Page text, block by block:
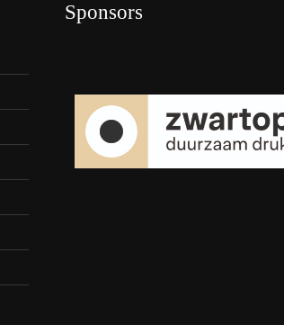
Sponsors